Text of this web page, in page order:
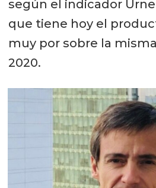
según el indicador
que tiene hoy el
muy por sobre la
2020.